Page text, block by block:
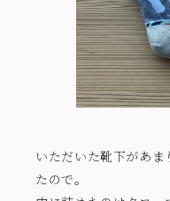
いただいた靴下があ
たので。